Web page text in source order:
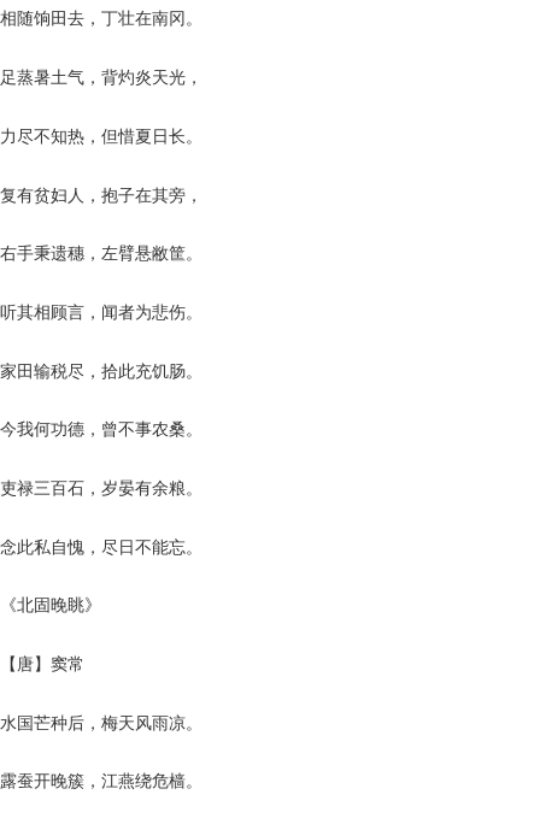
相随饷田去，丁壮在南冈。
足蒸暑土气，背灼炎天光，
力尽不知热，但惜夏日长。
复有贫妇人，抱子在其旁，
右手秉遗穗，左臂悬敝筐。
听其相顾言，闻者为悲伤。
家田输税尽，拾此充饥肠。
今我何功德，曾不事农桑。
吏禄三百石，岁晏有余粮。
念此私自愧，尽日不能忘。
《北固晚眺》
【唐】窦常
水国芒种后，梅天风雨凉。
露蚕开晚簇，江燕绕危樯。